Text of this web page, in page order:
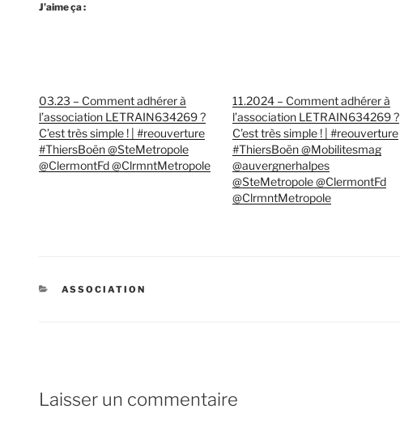
J’aime ça :
03.23 – Comment adhérer à
l’association LETRAIN634269 ?
C’est très simple ! | #reouverture
#ThiersBoën @SteMetropole
@ClermontFd @ClrmntMetropole
11.2024 – Comment adhérer à
l’association LETRAIN634269 ?
C’est très simple ! | #reouverture
#ThiersBoën @Mobilitesmag
@auvergnerhalpes
@SteMetropole @ClermontFd
@ClrmntMetropole
CATÉGORIES
ASSOCIATION
Laisser un commentaire